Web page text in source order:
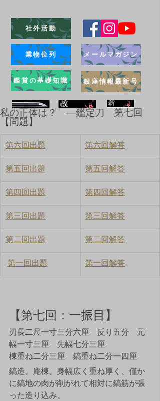
社外活動
業物位列
鑑賞の基礎知識
メールマガジン
銀座情報最新号
ブログ
私の正体は？ ―鑑定刀 第七回
【問題】
第六回出題 第六回解答
第五回出題 第五回解答
第四回出題 第四回解答
第三回出題 第三回解答
第二回出題 第二回解答
第一回出題 第一回解答
【第七回：一振目】
刃長二尺一寸三分六厘　反り五分　元
幅一寸三厘　先幅七分三厘
棟重ね二分三厘　鎬重ね二分一四厘
鎬造。庵棟。身幅広く重ね厚く、僅か
に鎬地の肉が削がれて相対に鎬筋が張
った造り込み。